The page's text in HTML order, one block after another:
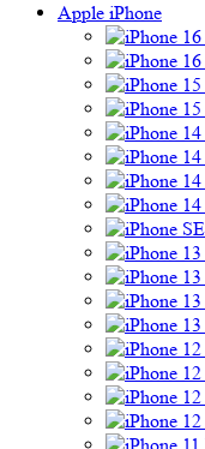
Apple iPhone